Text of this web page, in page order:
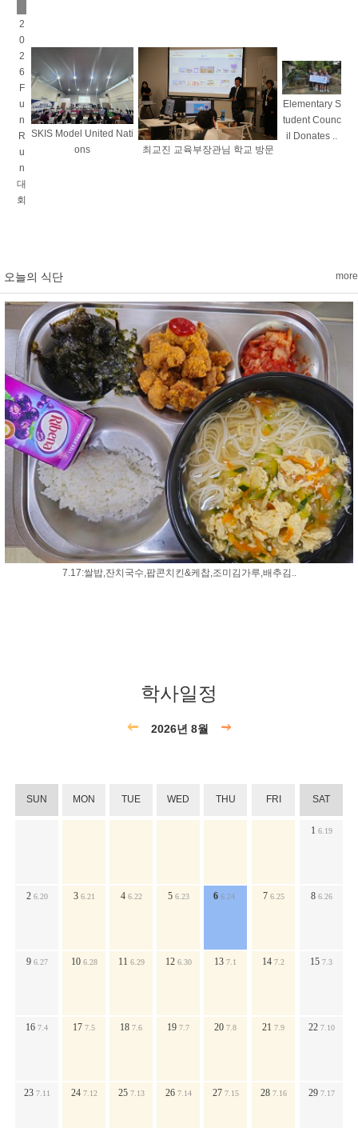
2
0
2
6
F
u
n
R
u
n
대
회
SKIS Model United Nati
ons
최교진 교육부장관님 학교 방문
Elementary S
tudent Counc
il Donates ..
오늘의 식단 more
7.17:쌀밥,잔치국수,팝콘치킨&케찹,조미김가루,배추김..
학사일정
2026년 8월
SUN MON TUE WED THU FRI SAT
1 6.19
2 6.20 3 6.21 4 6.22 5 6.23 6 6.24 7 6.25 8 6.26
9 6.27 10 6.28 11 6.29 12 6.30 13 7.1 14 7.2 15 7.3
16 7.4 17 7.5 18 7.6 19 7.7 20 7.8 21 7.9 22 7.10
23 7.11 24 7.12 25 7.13 26 7.14 27 7.15 28 7.16 29 7.17